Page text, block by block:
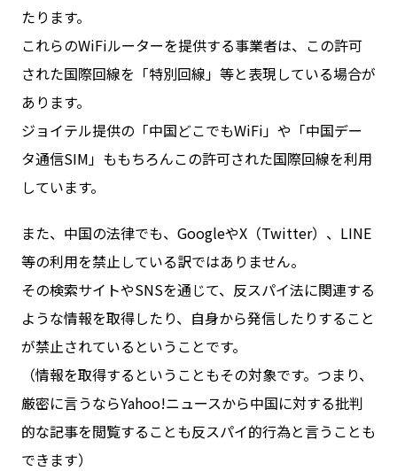
たります。
これらのWiFiルーターを提供する事業者は、この許可
された国際回線を「特別回線」等と表現している場合が
あります。
ジョイテル提供の「中国どこでもWiFi」や「中国デー
タ通信SIM」ももちろんこの許可された国際回線を利用
しています。
また、中国の法律でも、GoogleやX（Twitter）、LINE
等の利用を禁止している訳ではありません。
その検索サイトやSNSを通じて、反スパイ法に関連する
ような情報を取得したり、自身から発信したりすること
が禁止されているということです。
（情報を取得するということもその対象です。つまり、
厳密に言うならYahoo!ニュースから中国に対する批判
的な記事を閲覧することも反スパイ的行為と言うことも
できます）